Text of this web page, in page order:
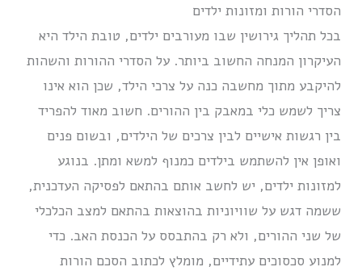
הסדרי הורות ומזונות ילדים
בכל תהליך גירושין שבו מעורבים ילדים, טובת הילד היא
העיקרון המנחה החשוב ביותר. על הסדרי ההורות והשהות
להיקבע מתוך מחשבה כנה על צרכי הילד, שכן הוא אינו
צריך לשמש כלי במאבק בין ההורים. חשוב מאוד להפריד
בין רגשות אישיים לבין צרכים של הילדים, ובשום פנים
ואופן אין להשתמש בילדים כמנוף למשא ומתן. בנוגע
למזונות ילדים, יש לחשב אותם בהתאם לפסיקה העדכנית,
ששמה דגש על שוויוניות בהוצאות בהתאם למצב הכלכלי
של שני ההורים, ולא רק בהתבסס על הכנסת האב. כדי
למנוע סכסוכים עתידיים, מומלץ לכתוב הסכם הורות